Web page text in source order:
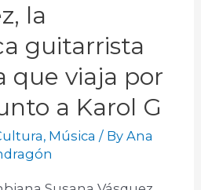
la
guitarrista
que viaja por
a Karol G
, Música / ByAna